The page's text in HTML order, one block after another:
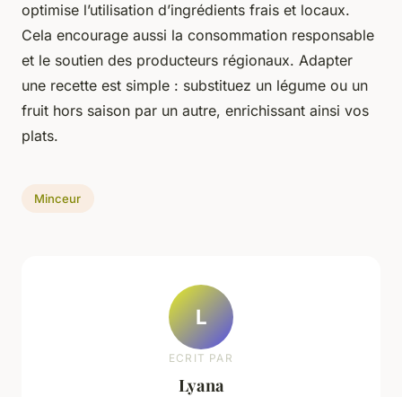
optimise l’utilisation d’ingrédients frais et locaux.
Cela encourage aussi la consommation responsable
et le soutien des producteurs régionaux. Adapter
une recette est simple : substituez un légume ou un
fruit hors saison par un autre, enrichissant ainsi vos
plats.
Minceur
L
ECRIT PAR
Lyana